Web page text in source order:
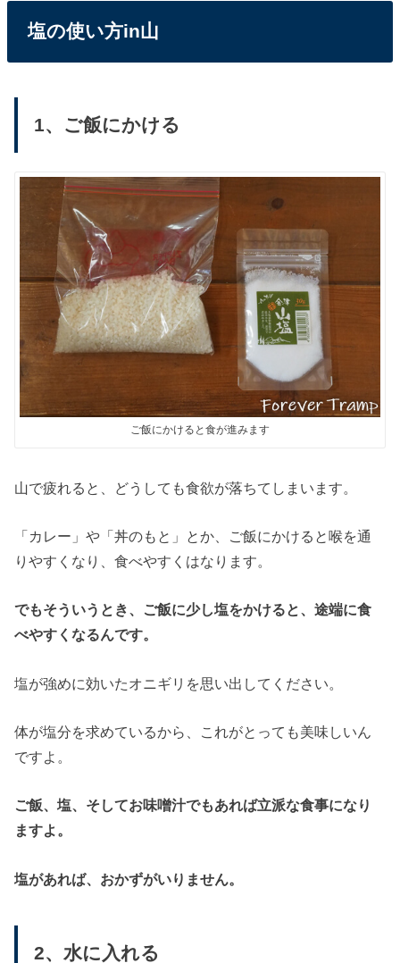
塩の使い方in山
1、ご飯にかける
ご飯にかけると食が進みます
山で疲れると、どうしても食欲が落ちてしまいます。
「カレー」や「丼のもと」とか、ご飯にかけると喉を通
りやすくなり、食べやすくはなります。
でもそういうとき、ご飯に少し塩をかけると、途端に食
べやすくなるんです。
塩が強めに効いたオニギリを思い出してください。
体が塩分を求めているから、これがとっても美味しいん
ですよ。
ご飯、塩、そしてお味噌汁でもあれば立派な食事になり
ますよ。
塩があれば、おかずがいりません。
2、水に入れる